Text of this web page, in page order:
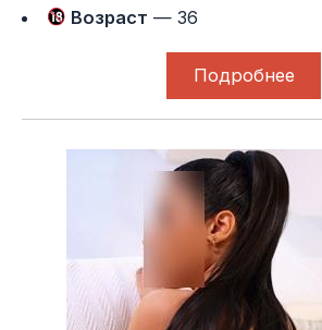
Возраст — 36
Подробнее